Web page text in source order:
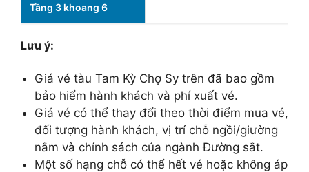
Tầng 3 khoang 6
Lưu ý:
Giá vé tàu Tam Kỳ Chợ Sy trên đã bao gồm
bảo hiểm hành khách và phí xuất vé.
Giá vé có thể thay đổi theo thời điểm mua vé,
đối tượng hành khách, vị trí chỗ ngồi/giường
nằm và chính sách của ngành Đường sắt.
Một số hạng chỗ có thể hết vé hoặc không áp